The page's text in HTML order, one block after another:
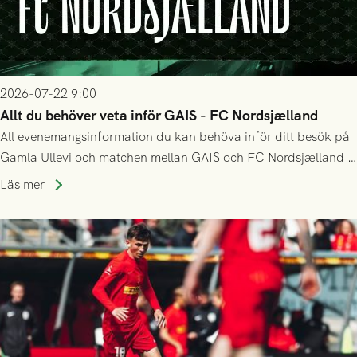
2026-07-22 9:00
Allt du behöver veta inför GAIS - FC Nordsjælland
All evenemangsinformation du kan behöva inför ditt besök på
Gamla Ullevi och matchen mellan GAIS och FC Nordsjælland i
kvalet till Conference League! Avspark kl 19.00 på torsdag
Läs mer